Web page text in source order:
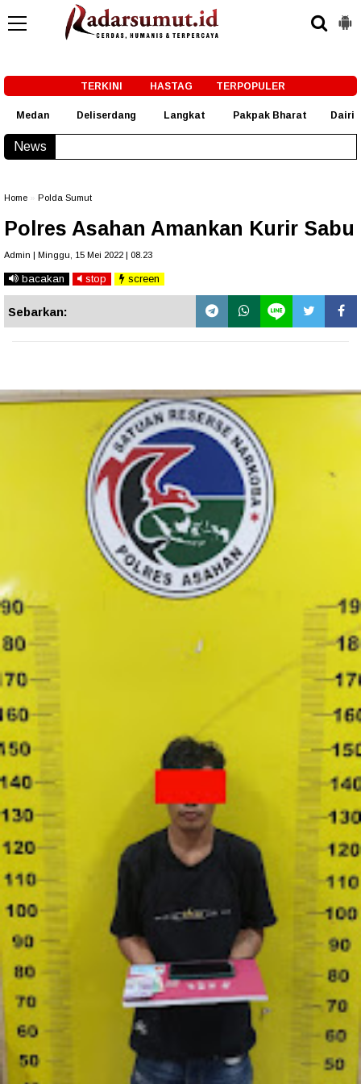
TERKINI HASTAG TERPOPULER
Medan Deliserdang Langkat Pakpak Bharat Dairi
News
Bobby Nasution Siapkan Beasiswa Perkuat SDM
Home Polda Sumut
Polres Asahan Amankan Kurir Sabu
Admin | Minggu, 15 Mei 2022 | 08.23
bacakan stop screen
Sebarkan: